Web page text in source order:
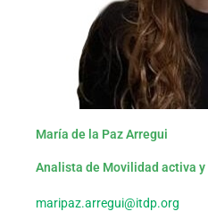
María de la Paz Arregui
Analista de Movilidad activa y
maripaz.arregui@itdp.org